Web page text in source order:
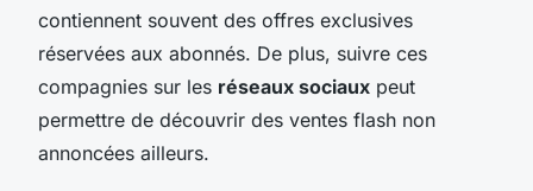
contiennent souvent des offres exclusives
réservées aux abonnés. De plus, suivre ces
compagnies sur les réseaux sociaux peut
permettre de découvrir des ventes flash non
annoncées ailleurs.